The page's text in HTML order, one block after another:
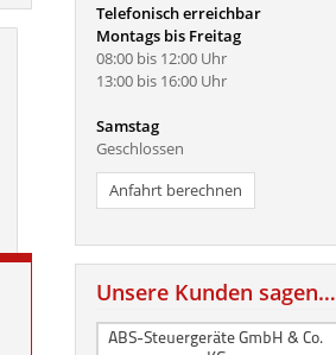
Telefonisch erreichbar
Montags bis Freitag
08:00 bis 12:00 Uhr
13:00 bis 16:00 Uhr
Samstag
Geschlossen
Anfahrt berechnen
Unsere Kunden sagen…